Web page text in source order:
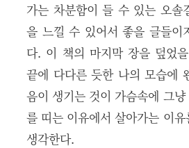
가는 차분함이 들 수 있는 오솔
을 느낄 수 있어서 좋을 글들이
다. 이 책의 마지막 장을 덮었
끝에 다다른 듯한 나의 모습에
음이 생기는 것이 가슴속에 그
를 띠는 이유에서 살아가는 이
생각한다.